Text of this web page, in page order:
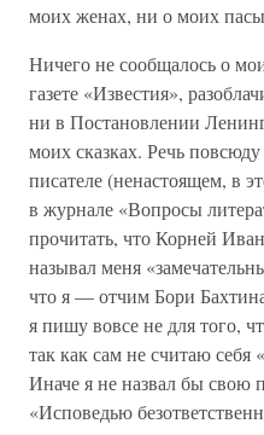
моих женах, ни о моих
Ничего не сообщалось о
газете «Известия»,
ни в Постановлении
моих сказках. Речь
писателе (ненастоящем, в
в журнале «Вопросы
прочитать, что Корней
называл меня
что я — отчим Бори
я пишу вовсе не для того,
так как сам не считаю себя
Иначе я не назвал бы
«Исповедью